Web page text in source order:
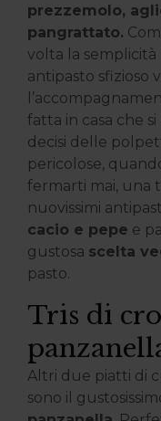
prezzemolo,
pangrattato.
volta la
antipasto sfizioso
fatta in casa che
decisi delle
pericolose,
fermarti mai, una
nuovissimi
cacio e pepe e
gustosa scelta
pasto.
Tris di
Altri due piatti di
sono il